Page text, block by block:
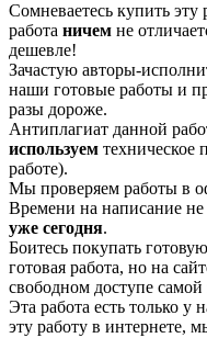
Сомневаетесь купить эту
работа ничем не
дешевле!
Зачастую авторы-
наши готовые работы и
разы дороже.
Антиплагиат данной
используем техническое
работе).
Мы проверяем работы в
Времени на написание не
уже сегодня.
Боитесь покупать
готовая работа, но на
свободном доступе
Эта работа есть только
эту работу в интернете,